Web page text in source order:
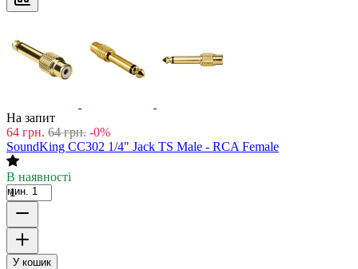
На запит
64 грн. 64 грн. -0%
SoundKing CC302 1/4" Jack TS Male - RCA Female
В наявності
мин. 1
У кошик